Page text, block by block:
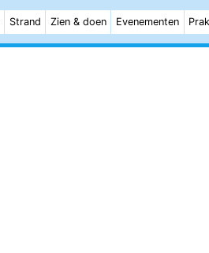
Strand Zien & doen Evenementen